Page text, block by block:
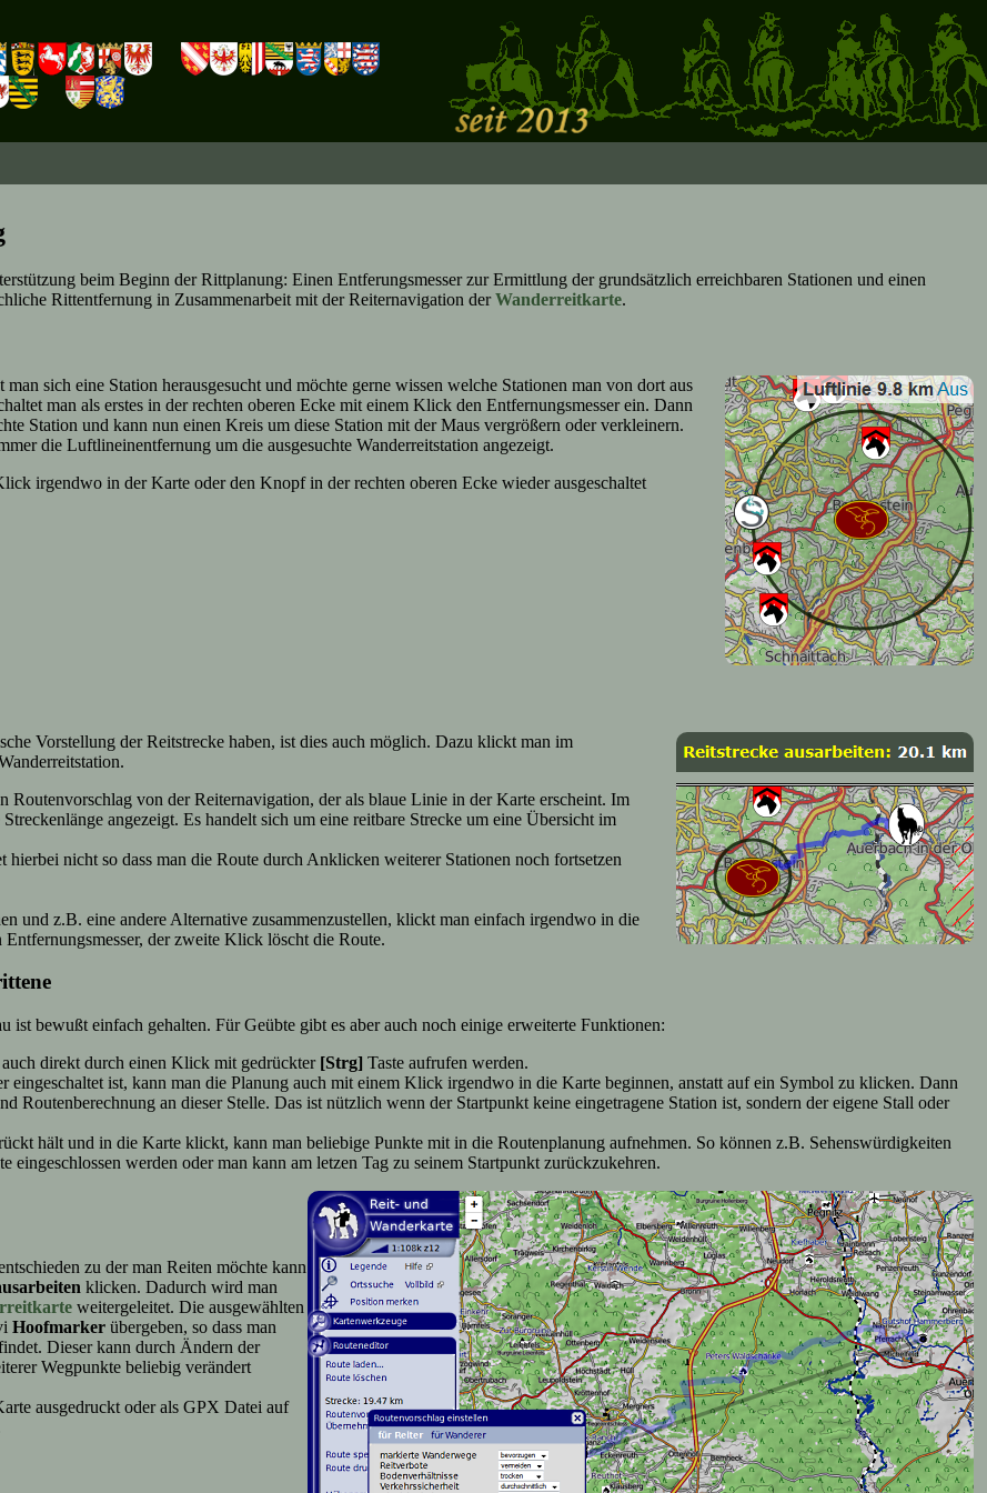
beim Beginn der Rittplanung: Einen Entferungsmesser zur Ermittlung der grundsätzlich erreichbaren Stationen und einen
Rittentfernung in Zusammenarbeit mit der Reiternavigation derWanderreitkarte.
sich eine Station herausgesucht und möchte gerne wissen welche Stationen man von dort aus
man als erstes in der rechten oberen Ecke mit einem Klick den Entfernungsmesser ein. Dann
Station und kann nun einen Kreis um diese Station mit der Maus vergrößern oder verkleinern.
die Luftlineinentfernung um die ausgesuchte Wanderreitstation angezeigt.
irgendwo in der Karte oder den Knopf in der rechten oberen Ecke wieder ausgeschaltet
Vorstellung der Reitstrecke haben, ist dies auch möglich. Dazu klickt man im
Routenvorschlag von der Reiternavigation, der als blaue Linie in der Karte erscheint. Im
angezeigt. Es handelt sich um eine reitbare Strecke um eine Übersicht im
nicht so dass man die Route durch Anklicken weiterer Stationen noch fortsetzen
und z.B. eine andere Alternative zusammenzustellen, klickt man einfach irgendwo in die
der zweite Klick löscht die Route.
ist bewußt einfach gehalten. Für Geübte gibt es aber auch noch einige erweiterte Funktionen:
direkt durch einen Klick mit gedrückter [Strg] Taste aufrufen werden.
eingeschaltet ist, kann man die Planung auch mit einem Klick irgendwo in die Karte beginnen, anstatt auf ein Symbol zu klicken. Dann
Routenberechnung an dieser Stelle. Das ist nützlich wenn der Startpunkt keine eingetragene Station ist, sondern der eigene Stall oder
hält und in die Karte klickt, kann man beliebige Punkte mit in die Routenplanung aufnehmen. So können z.B. Sehenswürdigkeiten
eingeschlossen werden oder man kann am letzen Tag zu seinem Startpunkt zurückzukehren.
zu der man Reiten möchte kann
klicken. Dadurch wird man
weitergeleitet. Die ausgewählten
Hoofmarker übergeben, so dass man
Dieser kann durch Ändern der
Wegpunkte beliebig verändert
ausgedruckt oder als GPX Datei auf